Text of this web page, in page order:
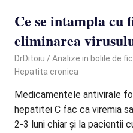
Ce se intampla cu
eliminarea
January 13, 2023
DrDitoiu Analize in bolile de
Hepatita cronica
Medicamentele antivirale
hepatitei C fac ca viremia
2-3 luni chiar și la pacientii